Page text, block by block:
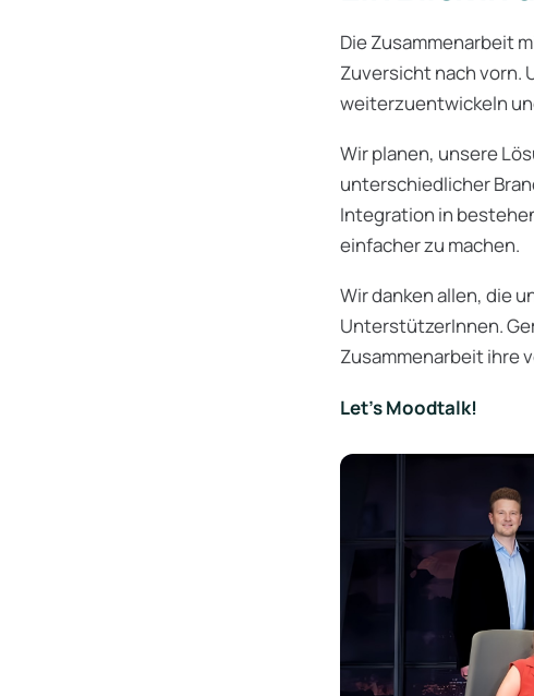
Die Zusammenarbeit
Zuversicht nach vorn.
weiterzuentwickeln
Wir planen, unsere
unterschiedlicher
Integration in
einfacher zu machen.
Wir danken allen, die
UnterstützerInnen.
Zusammenarbeit ihre
Let’s Moodtalk!